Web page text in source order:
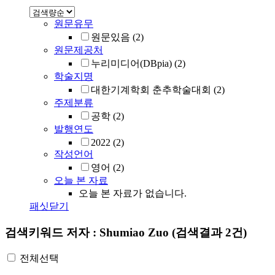
원문유무
원문있음 (2)
원문제공처
누리미디어(DBpia) (2)
학술지명
대한기계학회 춘추학술대회 (2)
주제분류
공학 (2)
발행연도
2022 (2)
작성언어
영어 (2)
오늘 본 자료
오늘 본 자료가 없습니다.
패싯닫기
검색키워드 저자 : Shumiao Zuo (검색결과 2건)
전체선택